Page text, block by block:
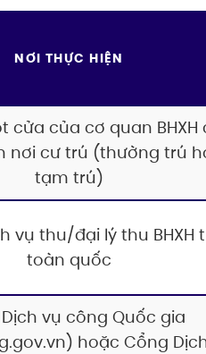
NƠI THỰC HIỆN
cửa của cơ quan BHXH
nơi cư trú (thường trú
tạm trú)
vụ thu/đại lý thu BHXH
toàn quốc
vụ công Quốc gia
hoặc Cổng